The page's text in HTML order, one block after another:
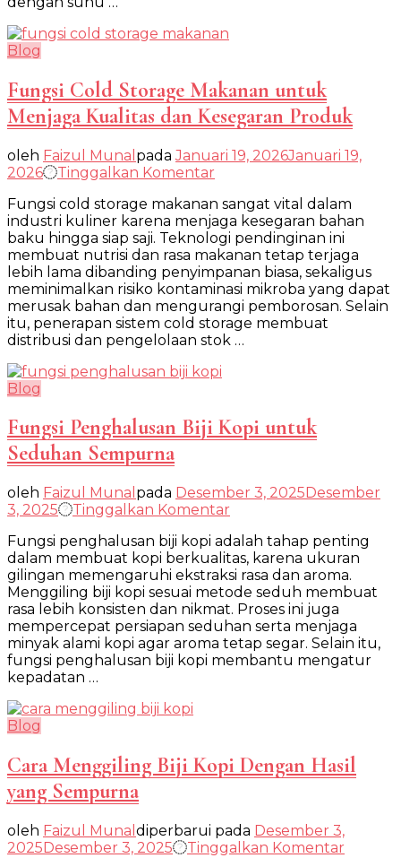
Blog
Fungsi Cold Storage Makanan untuk
Menjaga Kualitas dan Kesegaran Produk
oleh Faizul Munal padaJanuari 19, 2026Januari 19,
2026
Tinggalkan Komentar
Cold
Storage
Makanan
untuk
Menjaga
Kualitas
dan
Kesegaran
Produk
Fungsi cold storage makanan sangat vital dalam
industri kuliner karena menjaga kesegaran bahan
baku hingga siap saji. Teknologi pendinginan ini
membuat nutrisi dan rasa makanan tetap terjaga
lebih lama dibanding penyimpanan biasa, sekaligus
meminimalkan risiko kontaminasi mikroba yang dapat
merusak bahan dan mengurangi pemborosan. Selain
itu, penerapan sistem cold storage membuat
distribusi dan pengelolaan stok …
Blog
Fungsi Penghalusan Biji Kopi untuk
Seduhan Sempurna
oleh Faizul Munal pada Desember 3, 2025 Desember
3, 2025
Tinggalkan Komentar
Penghalusan
Biji
Kopi
untuk
Seduhan
Sempurna
Fungsi penghalusan biji kopi adalah tahap penting
dalam membuat kopi berkualitas, karena ukuran
gilingan memengaruhi ekstraksi rasa dan aroma.
Menggiling biji kopi sesuai metode seduh membuat
rasa lebih konsisten dan nikmat. Proses ini juga
mempercepat persiapan seduhan serta menjaga
minyak alami kopi agar aroma tetap segar. Selain itu,
fungsi penghalusan biji kopi membantu mengatur
kepadatan …
Blog
Cara Menggiling Biji Kopi Dengan Hasil
yang Sempurna
oleh Faizul Munal diperbarui pada Desember 3,
2025Desember 3, 2025 Tinggalkan Komentar